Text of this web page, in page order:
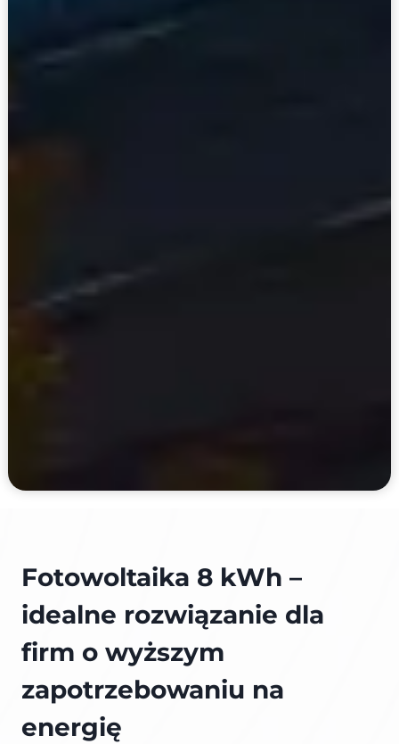
Fotowoltaika 8 kWh –
idealne rozwiązanie dla
firm o wyższym
zapotrzebowaniu na
energię